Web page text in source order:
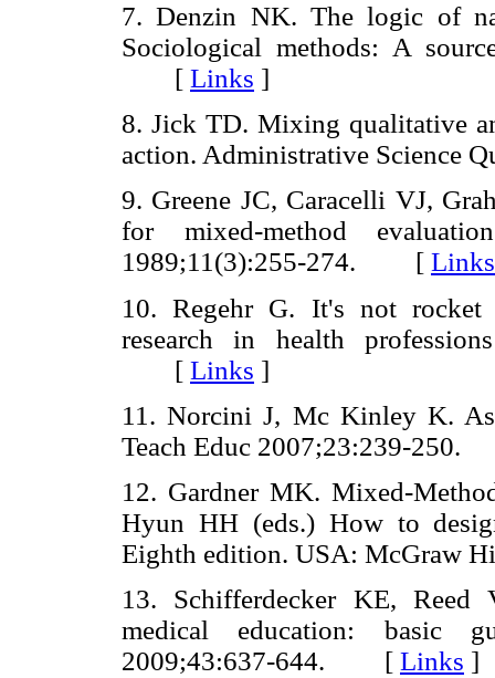
7. Denzin NK. The logic of
Sociological methods: A
[ Links ]
8. Jick TD. Mixing qualitative
action. Administrative
9. Greene JC, Caracelli VJ,
for mixed-method
1989;11(3):255-274. [ Links
10. Regehr G. It's not rocket
research in health
[ Links ]
11. Norcini J, Mc Kinley K.
Teach Educ 2007;23:239-
12. Gardner MK. Mixed-
Hyun HH (eds.) How to
Eighth edition. USA:
13. Schifferdecker KE, Reed
medical education: basic
2009;43:637-644. [ Links ]